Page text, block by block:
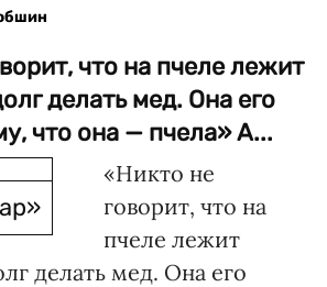
что на пчеле лежит
делать мед. Она его
что она — пчела» А...
«Никто не
говорит, что на
пчеле лежит
делать мед. Она его